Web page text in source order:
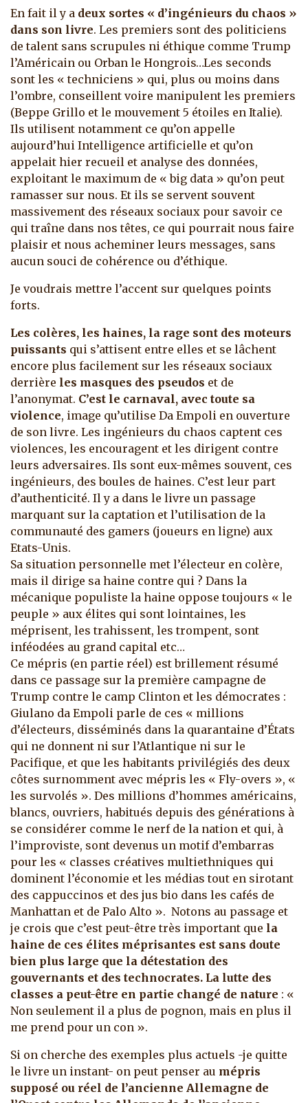
En fait il y a deux sortes « d’ingénieurs du chaos »
dans son livre. Les premiers sont des politiciens
de talent sans scrupules ni éthique comme Trump
l’Américain ou Orban le Hongrois…Les seconds
sont les « techniciens » qui, plus ou moins dans
l’ombre, conseillent voire manipulent les premiers
(Beppe Grillo et le mouvement 5 étoiles en Italie).
Ils utilisent notamment ce qu’on appelle
aujourd’hui Intelligence artificielle et qu’on
appelait hier recueil et analyse des données,
exploitant le maximum de « big data » qu’on peut
ramasser sur nous. Et ils se servent souvent
massivement des réseaux sociaux pour savoir ce
qui traîne dans nos têtes, ce qui pourrait nous faire
plaisir et nous acheminer leurs messages, sans
aucun souci de cohérence ou d’éthique.
Je voudrais mettre l’accent sur quelques points
forts.
Les colères, les haines, la rage sont des moteurs
puissants qui s’attisent entre elles et se lâchent
encore plus facilement sur les réseaux sociaux
derrière les masques des pseudos et de
l’anonymat. C’est le carnaval, avec toute sa
violence, image qu’utilise Da Empoli en ouverture
de son livre. Les ingénieurs du chaos captent ces
violences, les encouragent et les dirigent contre
leurs adversaires. Ils sont eux-mêmes souvent, ces
ingénieurs, des boules de haines. C’est leur part
d’authenticité. Il y a dans le livre un passage
marquant sur la captation et l’utilisation de la
communauté des gamers (joueurs en ligne) aux
Etats-Unis.
Sa situation personnelle met l’électeur en colère,
mais il dirige sa haine contre qui ? Dans la
mécanique populiste la haine oppose toujours « le
peuple » aux élites qui sont lointaines, les
méprisent, les trahissent, les trompent, sont
inféodées au grand capital etc…
Ce mépris (en partie réel) est brillement résumé
dans ce passage sur la première campagne de
Trump contre le camp Clinton et les démocrates :
Giulano da Empoli parle de ces « millions
d’électeurs, disséminés dans la quarantaine d’États
qui ne donnent ni sur l’Atlantique ni sur le
Pacifique, et que les habitants privilégiés des deux
côtes surnomment avec mépris les « Fly-overs », «
les survolés ». Des millions d’hommes américains,
blancs, ouvriers, habitués depuis des générations à
se considérer comme le nerf de la nation et qui, à
l’improviste, sont devenus un motif d’embarras
pour les « classes créatives multiethniques qui
dominent l’économie et les médias tout en sirotant
des cappuccinos et des jus bio dans les cafés de
Manhattan et de Palo Alto ». Notons au passage et
je crois que c’est peut-être très important que la
haine de ces élites méprisantes est sans doute
bien plus large que la détestation des
gouvernants et des technocrates. La lutte des
classes a peut-être en partie changé de nature : «
Non seulement il a plus de pognon, mais en plus il
me prend pour un con ».
Si on cherche des exemples plus actuels -je quitte
le livre un instant- on peut penser au mépris
supposé ou réel de l’ancienne Allemagne de